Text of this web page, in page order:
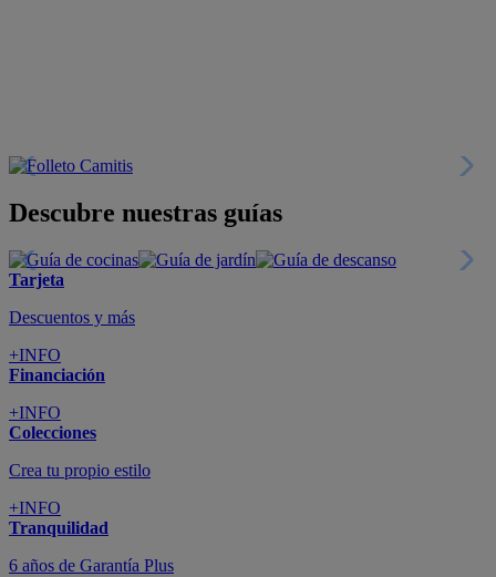
Descubre nuestras guías
Tarjeta
Descuentos y más
+INFO
Financiación
+INFO
Colecciones
Crea tu propio estilo
+INFO
Tranquilidad
6 años de Garantía Plus